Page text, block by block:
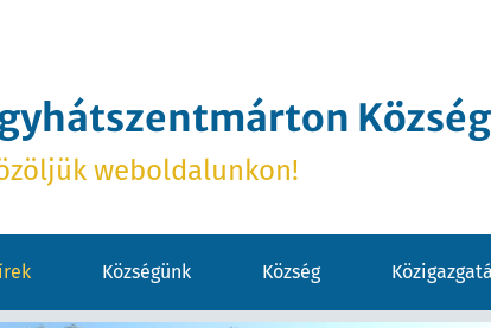
weboldalunkon!
Községünk Község